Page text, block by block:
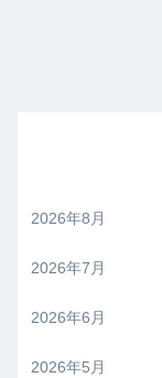
2026年8月
2026年7月
2026年6月
2026年5月